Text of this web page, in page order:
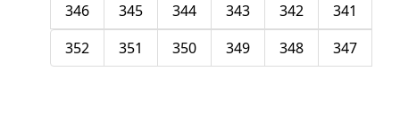
341
342
343
344
345
346
347
348
349
350
351
352